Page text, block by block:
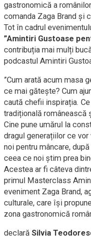
gastronomică a
comanda Zaga Brand și
Tot în cadrul
”Amintiri Gustoase
contribuția mai mulți
podcastul Amintiri
”Cum arată acum masa
ce mai gătește? Cum
caută chefii inspirația.
tradițională românească
Cine pune umărul la
dragul generațiilor ce
noi pentru mâncare,
ceea ce noi știm prea
Acestea ar fi câteva
primul Masterclass
eveniment Zaga Brand,
culturale, care își
zona gastronomică
declară Silvia